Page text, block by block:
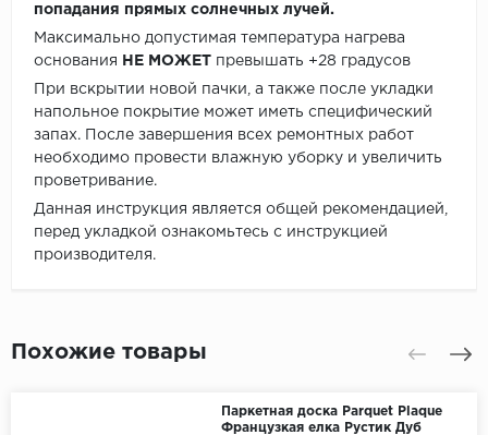
попадания прямых солнечных лучей.
Максимально допустимая температура нагрева
основания
НЕ МОЖЕТ превышать +28 градусов
При вскрытии новой пачки, а также после укладки
напольное покрытие может иметь специфический
запах. После завершения всех ремонтных работ
необходимо провести влажную уборку и увеличить
проветривание.
Данная инструкция является общей рекомендацией,
перед укладкой ознакомьтесь с инструкцией
производителя.
Похожие товары
Паркетная доска Parquet Plaque
Французкая елка Рустик Дуб